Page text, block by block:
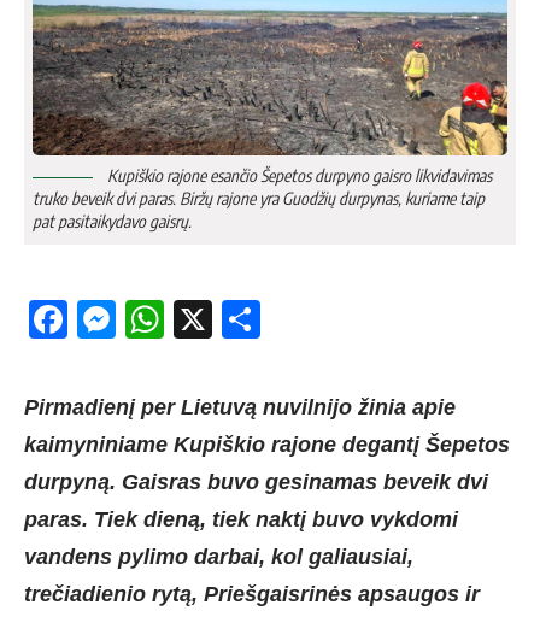
Kupiškio rajone esančio Šepetos durpyno gaisro likvidavimas
truko beveik dvi paras. Biržų rajone yra Guodžių durpynas, kuriame taip
pat pasitaikydavo gaisrų.
Facebook
Messenger
WhatsApp
X
Pirmadienį per Lietuvą nuvilnijo žinia apie
kaimyniniame Kupiškio rajone degantį Šepetos
durpyną. Gaisras buvo gesinamas beveik dvi
paras. Tiek dieną, tiek naktį buvo vykdomi
vandens pylimo darbai, kol galiausiai,
trečiadienio rytą, Priešgaisrinės apsaugos ir